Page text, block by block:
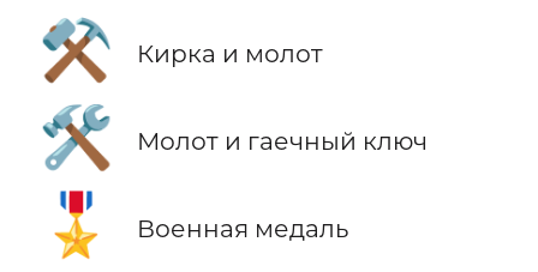
⚒️ Кирка и молот
🛠️ Молот и гаечный ключ
🎖️ Военная медаль